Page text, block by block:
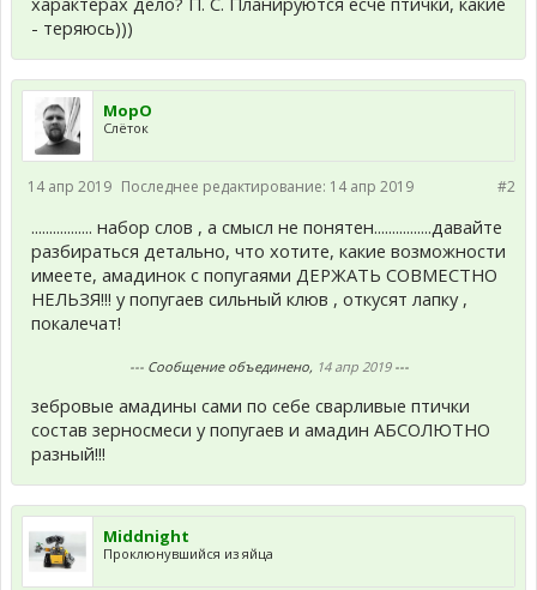
- теряюсь)))
МорО
Слёток
#2
14 апр 2019 Последнее редактирование: 14 апр 2019
................. набор слов , а смысл не понятен................давайте
разбираться детально, что хотите, какие возможности
имеете, амадинок с попугаями ДЕРЖАТЬ СОВМЕСТНО
НЕЛЬЗЯ!!! у попугаев сильный клюв , откусят лапку ,
покалечат!
--- Сообщение объединено, 14 апр 2019---
зебровые амадины сами по себе сварливые птички
состав зерносмеси у попугаев и амадин АБСОЛЮТНО
разный!!!
Middnight
Проклюнувшийся из яйца